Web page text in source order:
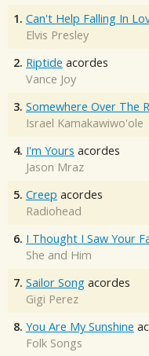
1. Can't Help Falling In
Elvis Presley
2. Riptide acordes
Vance Joy
3. Somewhere Over The
Israel Kamakawiwo'ole
4. I'm Yours acordes
Jason Mraz
5. Creep acordes
Radiohead
6. I Thought I Saw Your
She and Him
7. Sailor Song acordes
Gigi Perez
8. You Are My Sunshine
Folk Songs